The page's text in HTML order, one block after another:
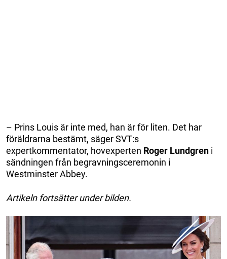
– Prins Louis är inte med, han är för liten. Det har
föräldrarna bestämt, säger SVT:s
expertkommentator, hovexperten Roger Lundgren i
sändningen från begravningsceremonin i
Westminster Abbey.
Artikeln fortsätter under bilden.